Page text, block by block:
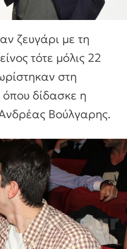
ζευγάρι με τη
τότε μόλις 22
στη
δίδασκε η
Βούλγαρης.